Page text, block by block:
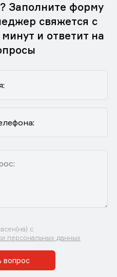
Заполните форму
свяжется с
и ответит на
с
персональных данных
вопрос